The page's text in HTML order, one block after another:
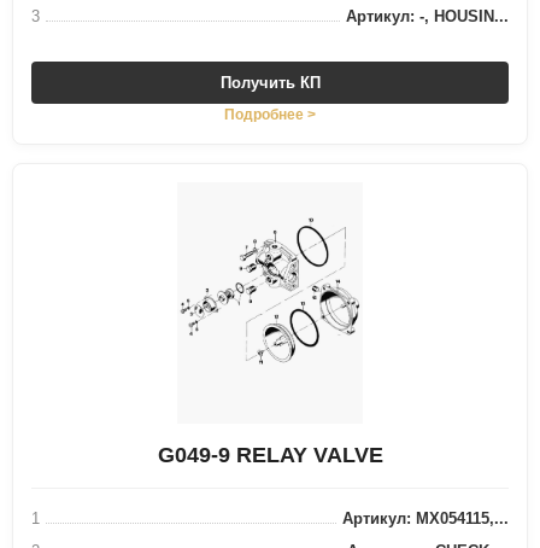
3
Артикул: -, HOUSIN...
Получить КП
Подробнее >
G049-9 RELAY VALVE
1
Артикул: MX054115,...